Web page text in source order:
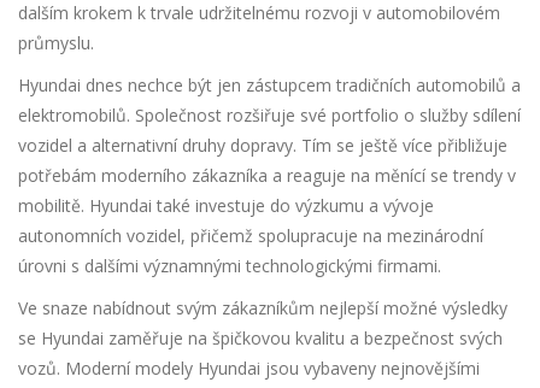
dalším krokem k trvale udržitelnému rozvoji v automobilovém
průmyslu.
Hyundai dnes nechce být jen zástupcem tradičních automobilů a
elektromobilů. Společnost rozšiřuje své portfolio o služby sdílení
vozidel a alternativní druhy dopravy. Tím se ještě více přibližuje
potřebám moderního zákazníka a reaguje na měnící se trendy v
mobilitě. Hyundai také investuje do výzkumu a vývoje
autonomních vozidel, přičemž spolupracuje na mezinárodní
úrovni s dalšími významnými technologickými firmami.
Ve snaze nabídnout svým zákazníkům nejlepší možné výsledky
se Hyundai zaměřuje na špičkovou kvalitu a bezpečnost svých
vozů. Moderní modely Hyundai jsou vybaveny nejnovějšími